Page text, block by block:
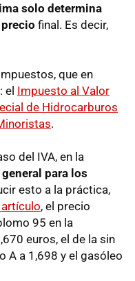
solo determina
final. Es decir,
que en
el Impuesto al Valor
de Hidrocarburos
.
del IVA, en la
para los
esto a la práctica,
, el precio
95 en la
euros, el de la sin
A a 1,698 y el gasóleo